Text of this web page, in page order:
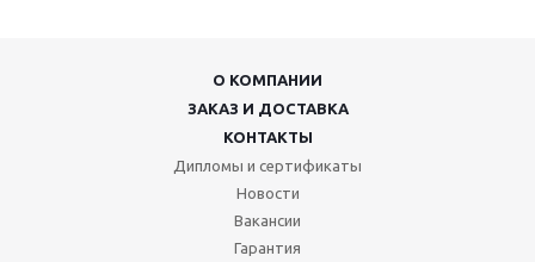
О КОМПАНИИ
ЗАКАЗ И ДОСТАВКА
КОНТАКТЫ
Дипломы и сертификаты
Новости
Вакансии
Гарантия